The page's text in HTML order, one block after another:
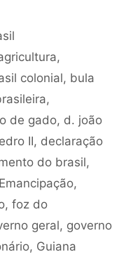
,
colonial, bula
,
de gado, d. joão
II, declaração
do brasil,
Emancipação,
, foz do
geral, governo
, Guiana